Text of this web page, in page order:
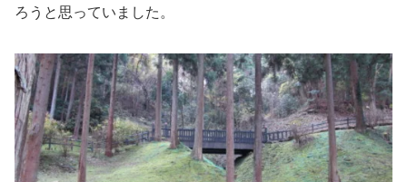
ろうと思っていました。